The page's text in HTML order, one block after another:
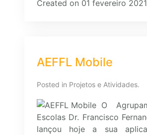
Created on 01 fevereiro
AEFFL Mobile
Posted in Projetos e Atividades.
O
Escolas Dr. Francisco
lançou hoje a sua